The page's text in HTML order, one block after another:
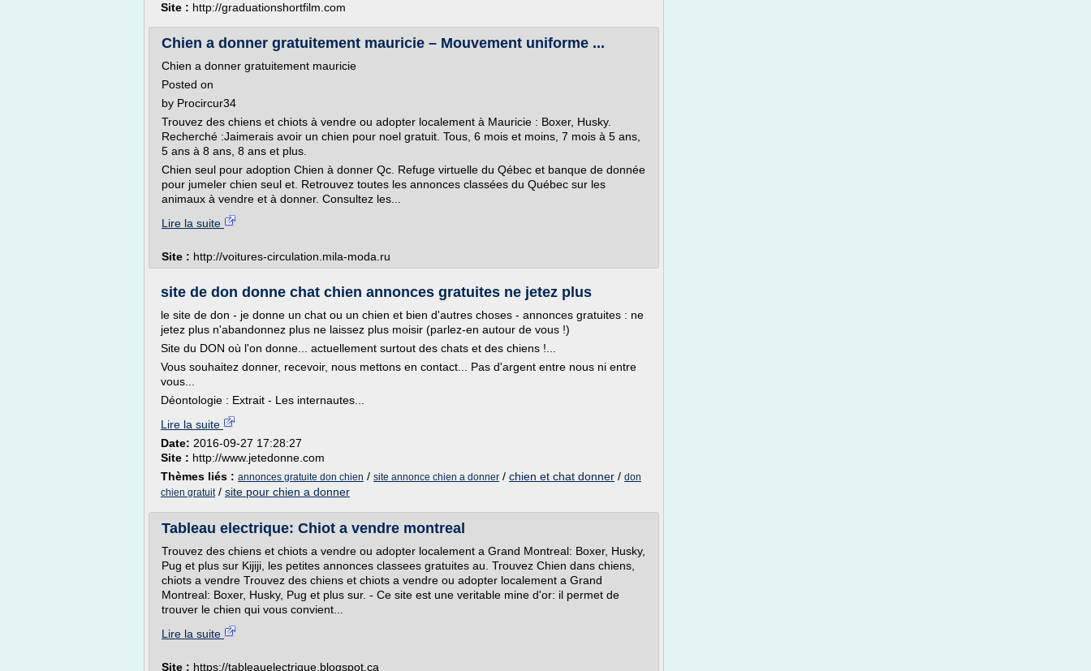
Site : http://graduationshortfilm.com
Chien a donner gratuitement mauricie – Mouvement uniforme ...
Chien a donner gratuitement mauricie
Posted on
by Procircur34
Trouvez des chiens et chiots à vendre ou adopter localement à Mauricie : Boxer, Husky.
Recherché :Jaimerais avoir un chien pour noel gratuit. Tous, 6 mois et moins, 7 mois à 5 ans,
5 ans à 8 ans, 8 ans et plus.
Chien seul pour adoption Chien à donner Qc. Refuge virtuelle du Qébec et banque de donnée
pour jumeler chien seul et. Retrouvez toutes les annonces classées du Québec sur les
animaux à vendre et à donner. Consultez les...
Lire la suite
Site : http://voitures-circulation.mila-moda.ru
site de don donne chat chien annonces gratuites ne jetez plus
le site de don - je donne un chat ou un chien et bien d'autres choses - annonces gratuites : ne
jetez plus n'abandonnez plus ne laissez plus moisir (parlez-en autour de vous !)
Site du DON où l'on donne... actuellement surtout des chats et des chiens !...
Vous souhaitez donner, recevoir, nous mettons en contact... Pas d'argent entre nous ni entre
vous...
Déontologie : Extrait - Les internautes...
Lire la suite
Date: 2016-09-27 17:28:27
Site : http://www.jetedonne.com
Thèmes liés : annonces gratuite don chien / site annonce chien a donner / chien et chat donner / don
chien gratuit/ site pour chien a donner
Tableau electrique: Chiot a vendre montreal
Trouvez des chiens et chiots a vendre ou adopter localement a Grand Montreal: Boxer, Husky,
Pug et plus sur Kijiji, les petites annonces classees gratuites au. Trouvez Chien dans chiens,
chiots a vendre Trouvez des chiens et chiots a vendre ou adopter localement a Grand
Montreal: Boxer, Husky, Pug et plus sur. - Ce site est une veritable mine d'or: il permet de
trouver le chien qui vous convient...
Lire la suite
Site : https://tableauelectrique.blogspot.ca